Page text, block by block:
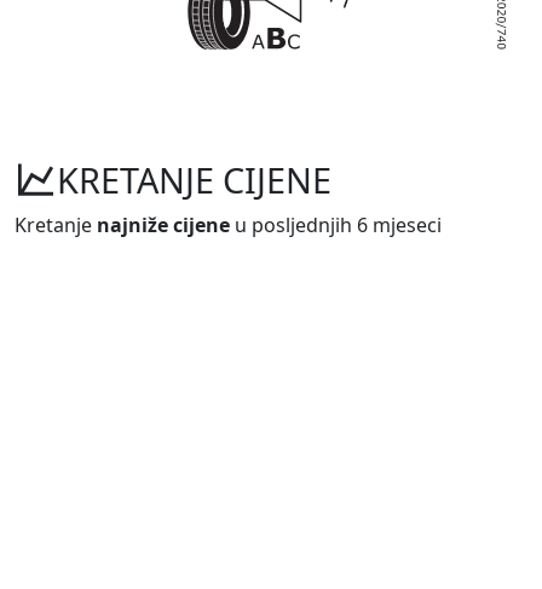
KRETANJE CIJENE
Kretanje najniže cijene u posljednjih 6 mjeseci